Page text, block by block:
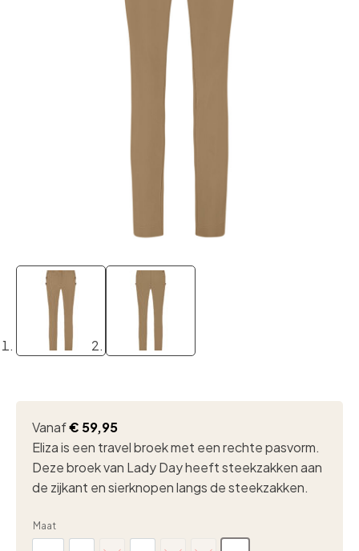
Vanaf€ 59,95
Eliza is een travel broek met een rechte pasvorm.
Deze broek van Lady Day heeft steekzakken aan
de zijkant en sierknopen langs de steekzakken.
Maat